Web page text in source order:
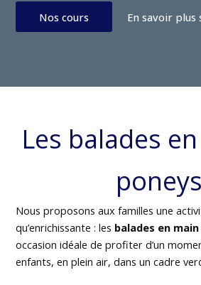
Nos cours En savoir plus
Les balades
poneys
Nous proposons aux familles une
qu’enrichissante : les balades en
occasion idéale de profiter d’un
enfants, en plein air, dans un cadre